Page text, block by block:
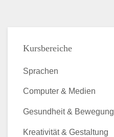
Kursbereiche
Sprachen
Computer & Medien
Gesundheit & Bewegung
Kreativität & Gestaltung